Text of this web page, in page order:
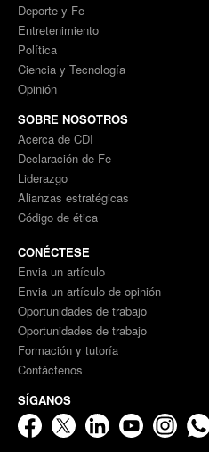
Deporte y Fe
Entretenimiento
Política
Ciencia y Tecnología
Opinión
SOBRE NOSOTROS
Acerca de CDI
Declaración de Fe
Liderazgo
Alianzas estratégicas
Código de ética
CONÉCTESE
Envia un artículo
Envia un artículo de opinión
Oportunidades de trabajo
Oportunidades de trabajo
Formación y tutoría
Contáctenos
SÍGANOS